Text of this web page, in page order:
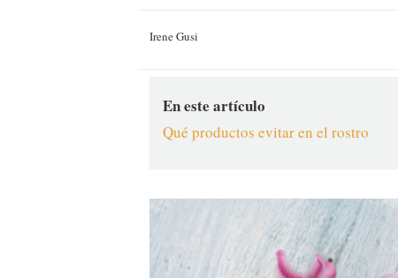
Irene Gusi
En este artículo
Qué productos evitar en el rostro